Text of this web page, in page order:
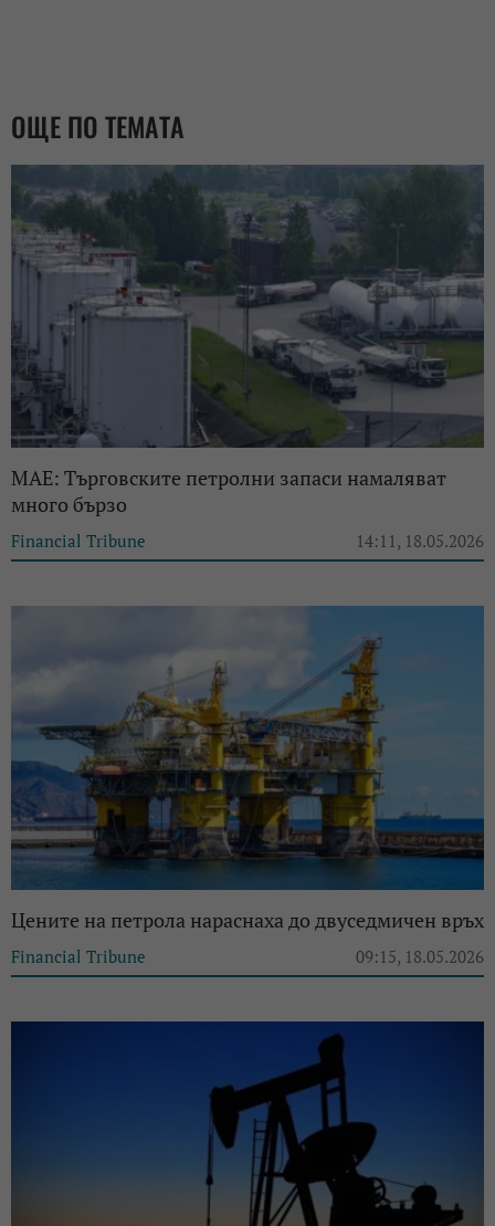
ОЩЕ ПО ТЕМАТА
МАЕ: Търговските петролни запаси намаляват
много бързо
Financial Tribune 14:11, 18.05.2026
Цените на петрола нараснаха до двуседмичен връх
Financial Tribune 09:15, 18.05.2026